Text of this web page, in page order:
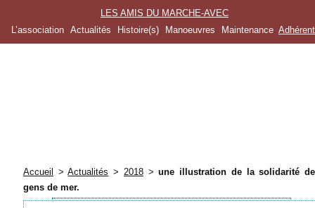
LES AMIS DU MARCHE-AVEC
L’association
Actualités Histoire(s) Manoeuvres Maintenance
Accueil >Actualités > 2018>une illustration de la solidarité
gens de mer.